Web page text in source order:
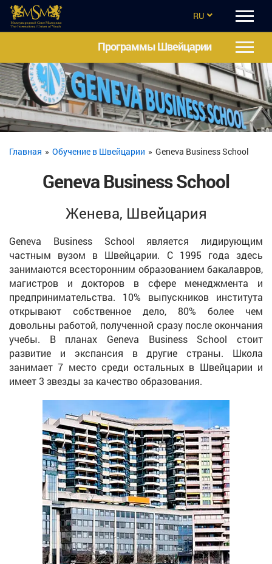
RU
CZ
UA
ES
Программы Швейцарии
Главная » Обучение в Швейцарии » Geneva Business School
Geneva Business School
Женева, Швейцария
Geneva Business School является лидирующим
частным вузом в Швейцарии. С 1995 года здесь
занимаются всесторонним образованием бакалавров,
магистров и докторов в сфере менеджмента и
предпринимательства. 10% выпускников института
открывают собственное дело, 80% более чем
довольны работой, полученной сразу после окончания
учебы. В планах Geneva Business School стоит
развитие и экспансия в другие страны. Школа
занимает 7 место среди остальных в Швейцарии и
имеет 3 звезды за качество образования.